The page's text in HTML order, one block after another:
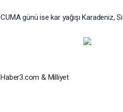
CUMA günü ise kar yağışı Karadeniz,
Haber3.com & Milliyet